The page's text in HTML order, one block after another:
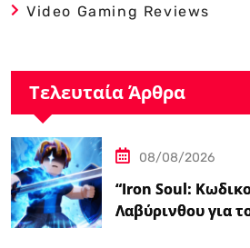
Video Gaming Reviews
Τελευταία Άρθρα
08/08/2026
“Iron Soul:
Λαβύρινθου για